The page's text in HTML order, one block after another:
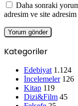
Daha sonraki
adresim ve site
Kategoriler
Edebiyat 1.124
İncelemeler 126
Kitap 119
Dizi&Film 45